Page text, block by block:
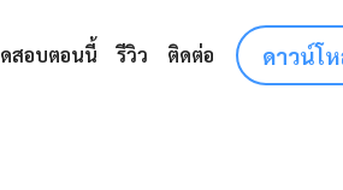
สอบตอนนี้ รีวิว ติดต่อ ดาวน์โ